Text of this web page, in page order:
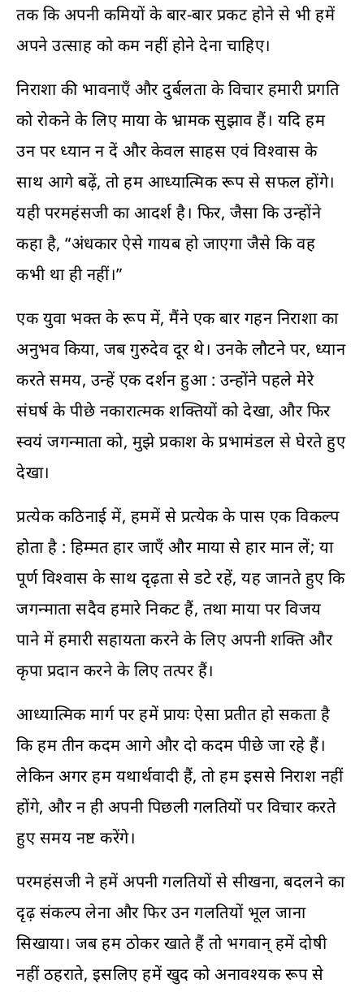
तक कि अपनी कमियों के बार-बार प्रकट होने से भी हमें
अपने उत्साह को कम नहीं होने देना चाहिए।
निराशा की भावनाएँ और दुर्बलता के विचार हमारी प्रगति
को रोकने के लिए माया के भ्रामक सुझाव हैं। यदि हम
उन पर ध्यान न दें और केवल साहस एवं विश्वास के
साथ आगे बढ़ें, तो हम आध्यात्मिक रूप से सफल होंगे।
यही परमहंसजी का आदर्श है। फिर, जैसा कि उन्होंने
कहा है, “अंधकार ऐसे गायब हो जाएगा जैसे कि वह
कभी था ही नहीं।”
एक युवा भक्त के रूप में, मैंने एक बार गहन निराशा का
अनुभव किया, जब गुरुदेव दूर थे। उनके लौटने पर, ध्यान
करते समय, उन्हें एक दर्शन हुआ : उन्होंने पहले मेरे
संघर्ष के पीछे नकारात्मक शक्तियों को देखा, और फिर
स्वयं जगन्माता को, मुझे प्रकाश के प्रभामंडल से घेरते हुए
देखा।
प्रत्येक कठिनाई में, हममें से प्रत्येक के पास एक विकल्प
होता है : हिम्मत हार जाएँ और माया से हार मान लें; या
पूर्ण विश्वास के साथ दृढ़ता से डटे रहें, यह जानते हुए कि
जगन्माता सदैव हमारे निकट हैं, तथा माया पर विजय
पाने में हमारी सहायता करने के लिए अपनी शक्ति और
कृपा प्रदान करने के लिए तत्पर हैं।
आध्यात्मिक मार्ग पर हमें प्रायः ऐसा प्रतीत हो सकता है
कि हम तीन कदम आगे और दो कदम पीछे जा रहे हैं।
लेकिन अगर हम यथार्थवादी हैं, तो हम इससे निराश नहीं
होंगे, और न ही अपनी पिछली गलतियों पर विचार करते
हुए समय नष्ट करेंगे।
परमहंसजी ने हमें अपनी गलतियों से सीखना, बदलने का
दृढ़ संकल्प लेना और फिर उन गलतियों भूल जाना
सिखाया। जब हम ठोकर खाते हैं तो भगवान् हमें दोषी
नहीं ठहराते, इसलिए हमें खुद को अनावश्यक रूप से